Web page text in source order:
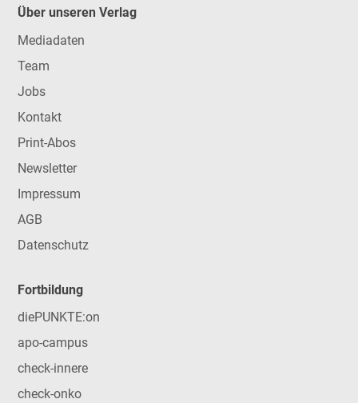
Über unseren Verlag
Mediadaten
Team
Jobs
Kontakt
Print-Abos
Newsletter
Impressum
AGB
Datenschutz
Fortbildung
diePUNKTE:on
apo-campus
check-innere
check-onko